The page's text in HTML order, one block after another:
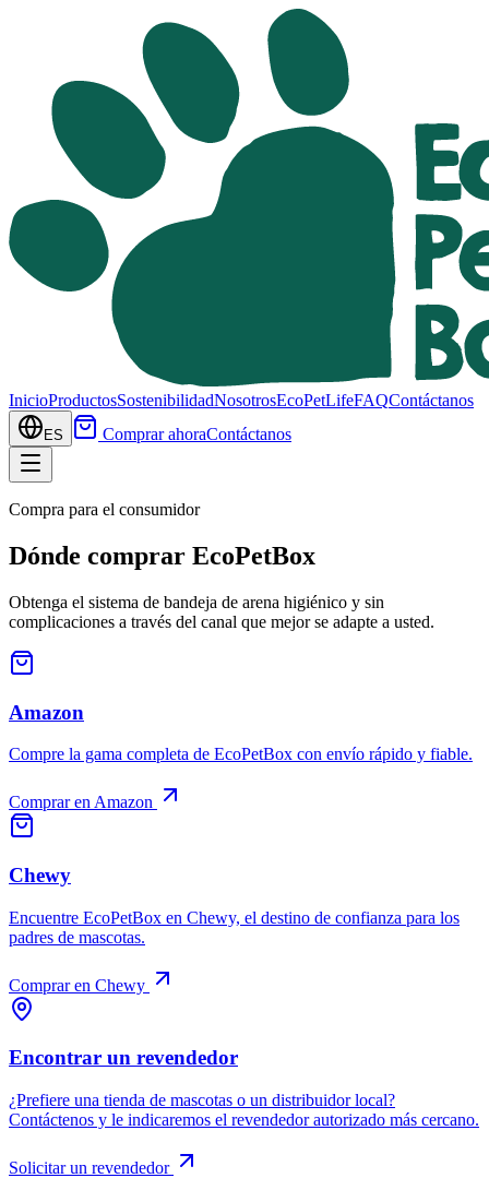
InicioProductosSostenibilidadNosotrosEcoPetLifeFAQContáctanos
ES Comprar ahoraContáctanos
Compra para el consumidor
Dónde comprar EcoPetBox
Obtenga el sistema de bandeja de arena higiénico y sin
complicaciones a través del canal que mejor se adapte a usted.
Amazon
Compre la gama completa de EcoPetBox con envío rápido y fiable.
Comprar en Amazon
Chewy
Encuentre EcoPetBox en Chewy, el destino de confianza para los
padres de mascotas.
Comprar en Chewy
Encontrar un revendedor
¿Prefiere una tienda de mascotas o un distribuidor local?
Contáctenos y le indicaremos el revendedor autorizado más cercano.
Solicitar un revendedor